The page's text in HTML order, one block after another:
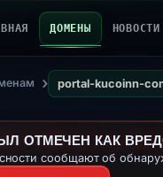
ДОМЕНЫ НОВОСТИ
› portal-kucoinn-
ОТМЕЧЕН КАК
сообщают об